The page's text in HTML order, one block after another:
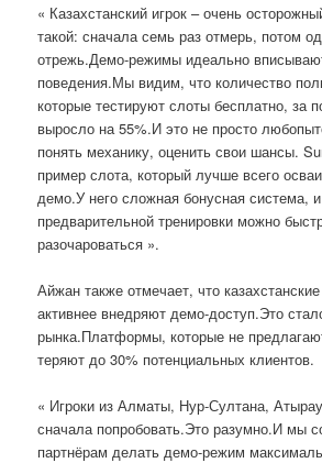
« Казахстанский игрок – очень
такой: сначала семь раз отмерь, потом
отрежь.Демо-режимы идеально
поведения.Мы видим, что количество
которые тестируют слоты бесплатно, за
выросло на 55%.И это не просто
понять механику, оценить свои шансы.
пример слота, который лучше всего
демо.У него сложная бонусная система,
предварительной тренировки можно
разочароваться ».
Айжан также отмечает, что
активнее внедряют демо-доступ.Это
рынка.Платформы, которые не
теряют до 30% потенциальных клиентов.
« Игроки из Алматы, Нур-Султана,
сначала попробовать.Это разумно.И мы
партнёрам делать демо-режим